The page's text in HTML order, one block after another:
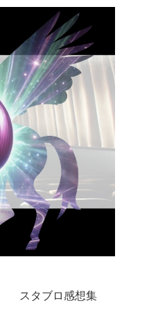
スタブロ感想集